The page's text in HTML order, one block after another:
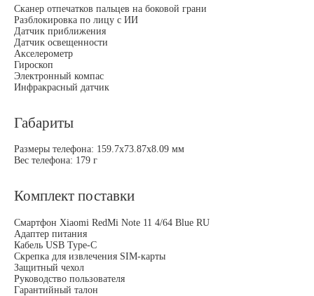
Сканер отпечатков пальцев на боковой грани
Разблокировка по лицу с ИИ
Датчик приближения
Датчик освещенности
Акселерометр
Гироскоп
Электронный компас
Инфракрасный датчик
Габариты
Размеры телефона: 159.7х73.87х8.09 мм
Вес телефона: 179 г
Комплект поставки
Смартфон Xiaomi RedMi Note 11 4/64 Blue RU
Адаптер питания
Кабель USB Type-C
Скрепка для извлечения SIM-карты
Защитный чехол
Руководство пользователя
Гарантийный талон